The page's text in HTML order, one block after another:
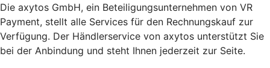
Die axytos GmbH, ein Beteiligungsunternehmen von VR
Payment, stellt alle Services für den Rechnungskauf zur
Verfügung. Der Händlerservice von axytos unterstützt Sie
bei der Anbindung und steht Ihnen jederzeit zur Seite.